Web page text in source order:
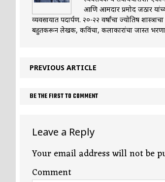
आणि आमदार प्रमोद जठार
व्यवसायात पदार्पण. २०-२२ वर्षांचा ज्योतिष
बहुतकरून लेखक, कविंचा, कलाकारांचा जास्त
PREVIOUS ARTICLE
BE THE FIRST TO COMMENT
Leave a Reply
Your email address will not be
Comment